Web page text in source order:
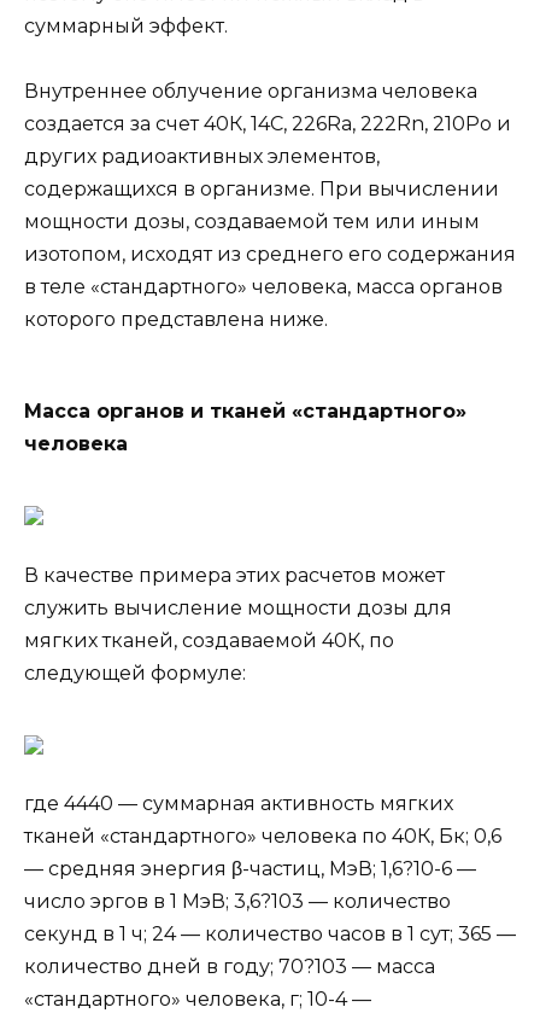
суммарный эффект.
Внутреннее облучение организма человека
создается за счет 40К, 14С, 226Ra, 222Rn, 210Po и
других радиоактивных элементов,
содержащихся в организме. При вычислении
мощности дозы, создаваемой тем или иным
изотопом, исходят из среднего его содержания
в теле «стандартного» человека, масса органов
которого представлена ниже.
Масса органов и тканей «стандартного»
человека
В качестве примера этих расчетов может
служить вычисление мощности дозы для
мягких тканей, создаваемой 40К, по
следующей формуле:
где 4440 — суммарная активность мягких
тканей «стандартного» человека по 40К, Бк; 0,6
— средняя энергия β-частиц, МэВ; 1,6?10-6 —
число эргов в 1 МэВ; 3,6?103 — количество
секунд в 1 ч; 24 — количество часов в 1 сут; 365 —
количество дней в году; 70?103 — масса
«стандартного» человека, г; 10-4 —